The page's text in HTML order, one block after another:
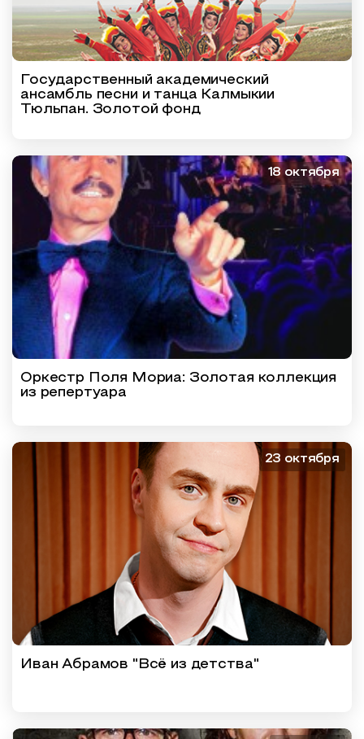
Государственный академический
ансамбль песни и танца Калмыкии
Тюльпан. Золотой фонд
18 октября
Оркестр Поля Мориа: Золотая коллекция
из репертуара
23 октября
Иван Абрамов "Всё из детства"